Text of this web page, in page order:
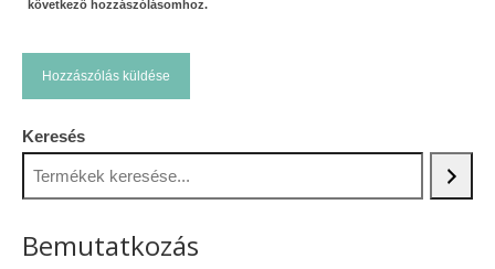
következő hozzászólásomhoz.
Keresés
Bemutatkozás